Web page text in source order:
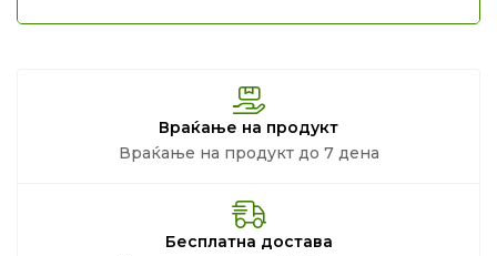
Враќање на продукт
Враќање на продукт до 7 дена
Бесплатна достава